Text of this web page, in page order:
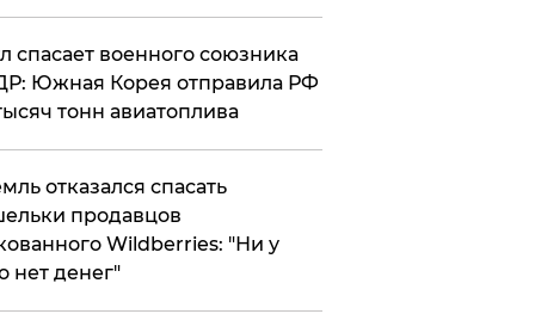
спасает военного союзника
Южная Корея отправила РФ
тонн авиатоплива
отказался спасать
продавцов
Wildberries: "Ни у
нет денег"